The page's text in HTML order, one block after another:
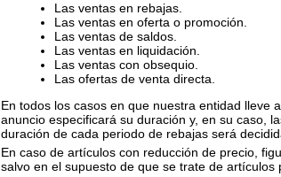
Las ventas en rebajas.
Las ventas en oferta o promoción.
Las ventas de saldos.
Las ventas en liquidación.
Las ventas con obsequio.
Las ofertas de venta directa.
En todos los casos en que nuestra entidad lleve
anuncio especificará su duración y, en su caso,
duración de cada periodo de rebajas será
En caso de artículos con reducción de precio,
salvo en el supuesto de que se trate de artículos